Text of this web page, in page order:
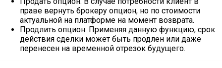
праве вернуть брокеру опцион, но по стоимости
актуальной на платформе на момент возврата.
Продлить опцион. Применяя данную функцию, срок
действия сделки может быть продлен или даже
перенесен на временной отрезок будущего.